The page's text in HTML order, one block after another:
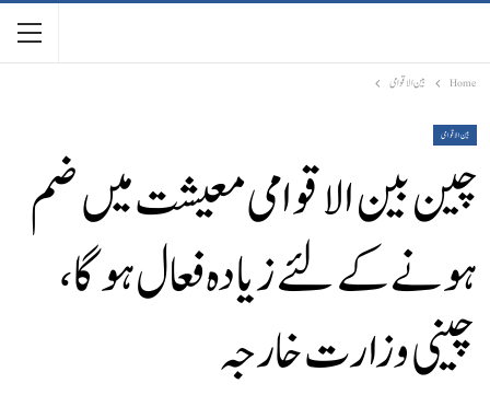
Home بین الاقوامی
بین الاقوامی
چین بین الاقوامی معیشت میں ضم
ہونے کے لئے زیادہ فعال ہو گا،
چینی وزارت خارجہ